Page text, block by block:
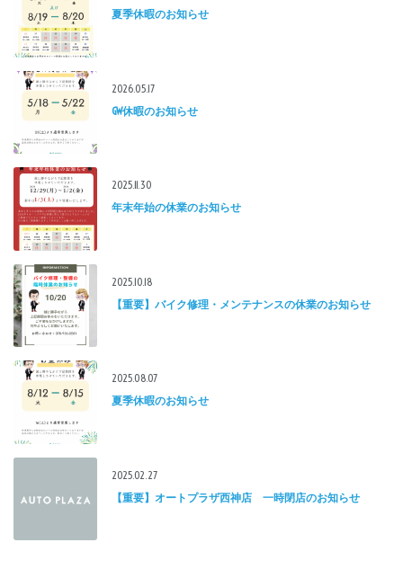
夏季休暇のお知らせ
2026.05.17
GW休暇のお知らせ
2025.11.30
年末年始の休業のお知らせ
2025.10.18
【重要】バイク修理・メンテナンスの休業のお知らせ
2025.08.07
夏季休暇のお知らせ
2025.02.27
【重要】オートプラザ西神店 一時閉店のお知らせ